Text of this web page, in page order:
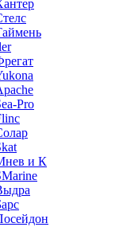
Pro
и К